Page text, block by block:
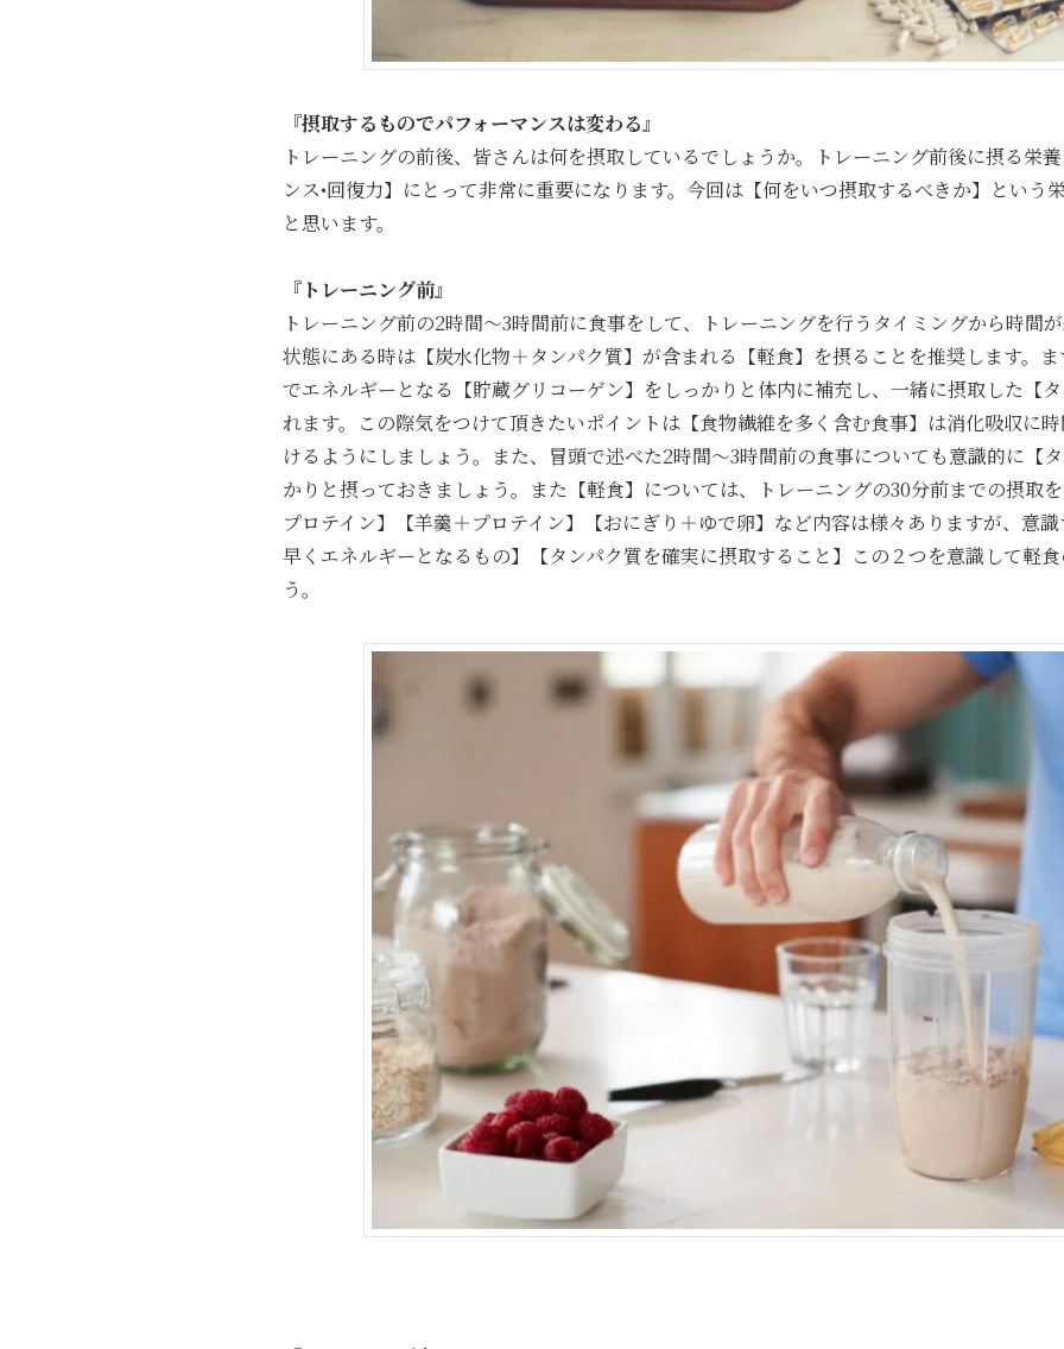
『摂取するものでパフォーマンスは変わる』
トレーニングの前後、皆さんは何を摂取しているでしょうか。トレーニング前後に摂る栄
ンス•回復力】にとって非常に重要になります。今回は【何をいつ摂取するべきか】という
と思います。
『トレーニング前』
トレーニング前の2時間〜3時間前に食事をして、トレーニングを行うタイミングから時間
状態にある時は【炭水化物＋タンパク質】が含まれる【軽食】を摂ることを推奨します。
でエネルギーとなる【貯蔵グリコーゲン】をしっかりと体内に補充し、一緒に摂取した【
れます。この際気をつけて頂きたいポイントは【食物繊維を多く含む食事】は消化吸収に
けるようにしましょう。また、冒頭で述べた2時間〜3時間前の食事についても意識的に【
かりと摂っておきましょう。また【軽食】については、トレーニングの30分前までの摂取
プロテイン】【羊羹＋プロテイン】【おにぎり＋ゆで卵】など内容は様々ありますが、意
早くエネルギーとなるもの】【タンパク質を確実に摂取すること】この２つを意識して軽
う。